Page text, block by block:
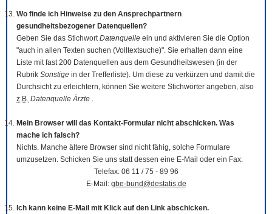
Wo finde ich Hinweise zu den Ansprechpartnern
gesundheitsbezogener Datenquellen?
Geben Sie das StichwortDatenquelle ein und aktivieren Sie die Option
"auch in allen Texten suchen (Volltextsuche)". Sie erhalten dann eine
Liste mit fast 200 Datenquellen aus dem Gesundheitswesen (in der
Rubrik Sonstige in der Trefferliste). Um diese zu verkürzen und damit die
Durchsicht zu erleichtern, können Sie weitere Stichwörter angeben, also
z.B. Datenquelle Ärzte .
Mein Browser will das Kontakt-Formular nicht abschicken. Was
mache ich falsch?
Nichts. Manche ältere Browser sind nicht fähig, solche Formulare
umzusetzen. Schicken Sie uns statt dessen eine E-Mail oder ein Fax:
Telefax: 06 11 / 75 - 89 96
E-Mail: gbe-bund@destatis.de
Ich kann keine E-Mail mit Klick auf den Link abschicken.